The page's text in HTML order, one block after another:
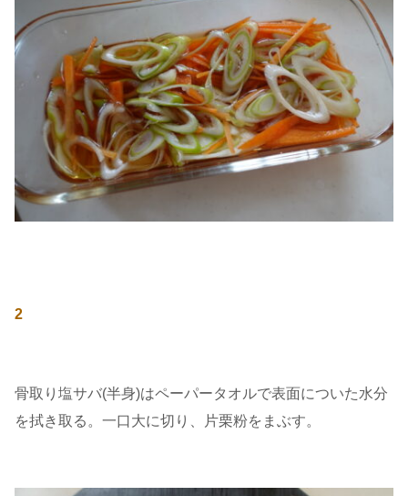
2
骨取り塩サバ(半身)はペーパータオルで表面についた水分
を拭き取る。一口大に切り、片栗粉をまぶす。